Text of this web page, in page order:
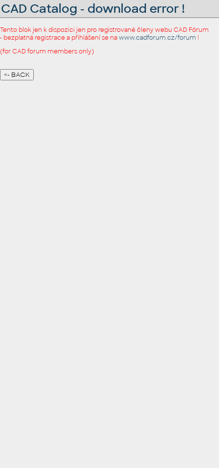
CAD Catalog - download error !
Tento blok jen k dispozici jen pro registrované členy webu CAD Fórum
- bezplatná registrace a přihlášení se nawww.cadforum.cz/forum !
(for CAD forum members only)